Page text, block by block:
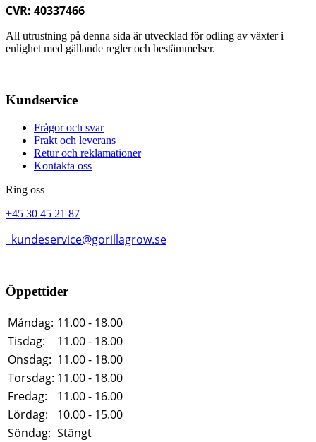
CVR: 40337466
All utrustning på denna sida är utvecklad för odling av växter i
enlighet med gällande regler och bestämmelser.
Kundservice
Frågor och svar
Frakt och leverans
Retur och reklamationer
Kontakta oss
Ring oss
+45 30 45 21 87
kundeservice@gorillagrow.se
Öppettider
Måndag: 11.00 - 18.00
Tisdag:
11.00 - 18.00
Onsdag: 11.00 - 18.00
Torsdag: 11.00 - 18.00
Fredag:
11.00 - 16.00
Lördag:
10.00 - 15.00
Söndag: Stängt